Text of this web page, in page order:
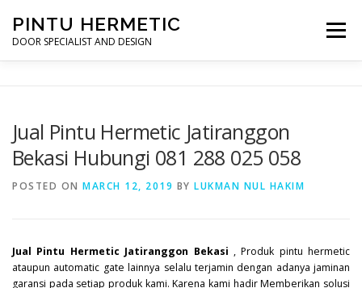
content
PINTU HERMETIC
DOOR SPECIALIST AND DESIGN
Menu
PROFILE KONTAK
Jual Pintu Hermetic Jatiranggon
Bekasi Hubungi 081 288 025 058
POSTED ON MARCH 12, 2019 BY LUKMAN NUL HAKIM
Jual Pintu Hermetic Jatiranggon Bekasi , Produk pintu hermetic
ataupun automatic gate lainnya selalu terjamin dengan adanya jaminan
garansi pada setiap produk kami. Karena kami hadir Memberikan solusi